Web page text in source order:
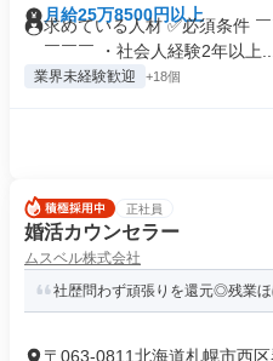
月給25万8500円以上
求めている人材 ✅必須条件
￣￣￣ ・社会人経験2年以上...
業界未経験歓迎 +18個
正社員
婚活カウンセラー
ムスベル株式会社
社歴問わず頑張りを還元◎残業
〒063-0811北海道札幌市西